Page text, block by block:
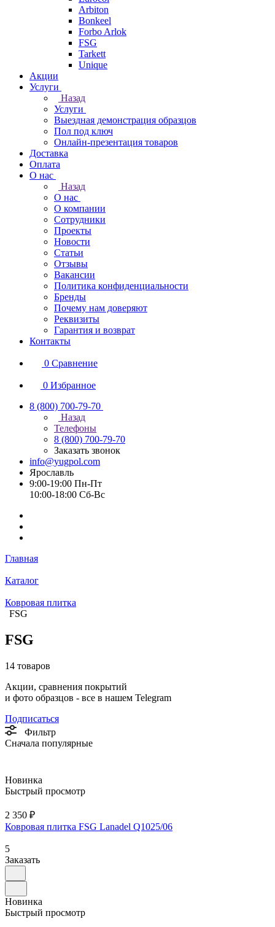
Arbiton
Bonkeel
Forbo Arlok
FSG
Tarkett
Unique
Акции
Услуги
Назад
Услуги
Выездная демонстрация образцов
Пол под ключ
Онлайн-презентация товаров
Доставка
Оплата
О нас
Назад
О нас
О компании
Сотрудники
Проекты
Новости
Статьи
Отзывы
Вакансии
Политика конфиденциальности
Бренды
Почему нам доверяют
Реквизиты
Гарантия и возврат
Контакты
0 Сравнение
0 Избранное
8 (800) 700-79-70
Назад
Телефоны
8 (800) 700-79-70
Заказать звонок
info@yugpol.com
Ярославль
9:00-19:00 Пн-Пт
10:00-18:00 Cб-Вс
Главная
Каталог
Ковровая плитка
FSG
FSG
14 товаров
Акции, сравнения покрытий
и фото образцов - все в нашем Telegram
Подписаться
Фильтр
Сначала популярные
Новинка
Быстрый просмотр
2 350 ₽
Ковровая плитка FSG Lanadel Q1025/06
5
Заказать
Новинка
Быстрый просмотр